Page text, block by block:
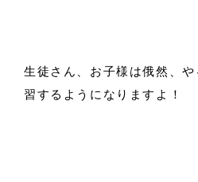
生徒さん、お子様は俄然、
習するようになりますよ！